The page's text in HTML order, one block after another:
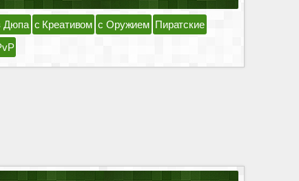
Дюпа с Креативом с Оружием Пиратские